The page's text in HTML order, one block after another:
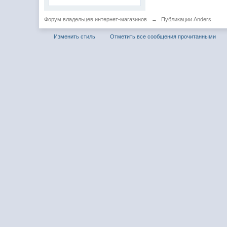
Форум владельцев интернет-магазинов → Публикации Anders
Изменить стиль Отметить все сообщения прочитанными